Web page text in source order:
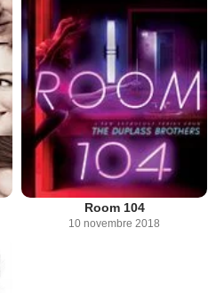
Room 104
10 novembre 2018